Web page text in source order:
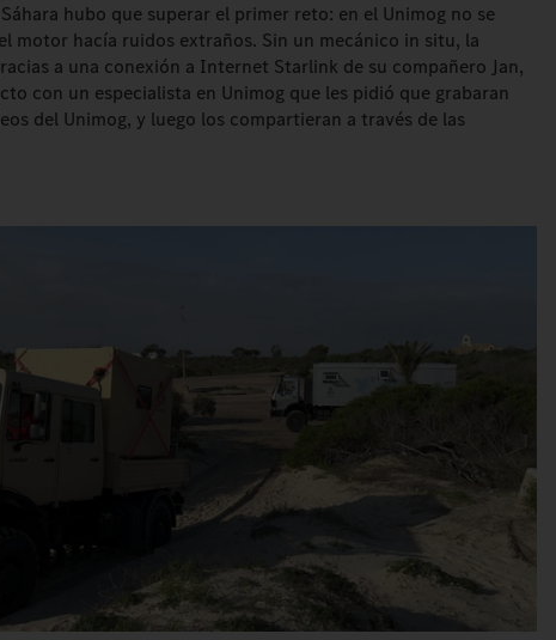
hubo que superar el primer reto: en el Unimog no se
motor hacía ruidos extraños. Sin un mecánico in situ, la
a una conexión a Internet Starlink de su compañero Jan,
con un especialista en Unimog que les pidió que grabaran
del Unimog, y luego los compartieran a través de las